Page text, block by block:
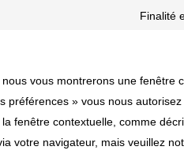
Finalité
vous montrerons une fenêtre
préférences » vous nous
fenêtre contextuelle, comme
votre navigateur, mais veuillez